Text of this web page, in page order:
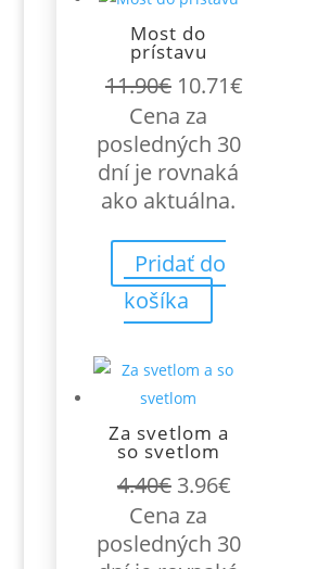
Most do
prístavu
11.90€ Pôvodná
cena
bola:
11.90€.
10.71€Aktuálna
Cena za
posledných 30
dní je rovnaká
ako aktuálna.
Pridať do
košíka
Za svetlom a
so svetlom
4.40€ Pôvodná
cena
bola:
3.96€Aktuálna
je:
Cena za
posledných 30